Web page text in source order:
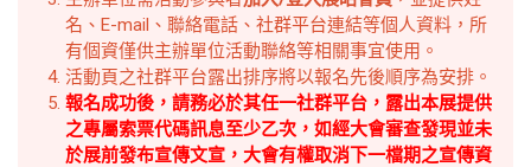
名、E-mail、聯絡電話、社群平台連結等個人資料，所
有個資僅供主辦單位活動聯絡等相關事宜使用。
活動頁之社群平台露出排序將以報名先後順序為安排。
報名成功後，請務必於其任一社群平台，露出本展提供
之專屬索票代碼訊息至少乙次，如經大會審查發現並未
於展前發布宣傳文宣，大會有權取消下一檔期之宣傳資